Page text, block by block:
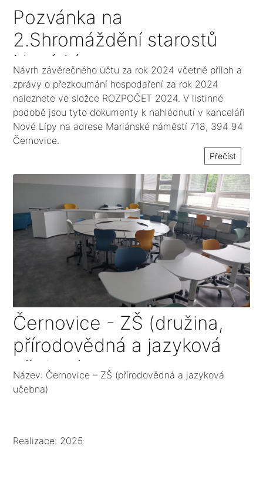
Pozvánka na
2.Shromáždění starostů
Nová Lípa, s. o. v roce
2025
Návrh závěrečného účtu za rok 2024 včetně příloh a
zprávy o přezkoumání hospodaření za rok 2024
naleznete ve složce ROZPOČET 2024. V listinné
podobě jsou tyto dokumenty k nahlédnutí v kanceláři
Nové Lípy na adrese Mariánské náměstí 718, 394 94
Černovice.
Přečíst
Černovice - ZŠ (družina,
přírodovědná a jazyková
učebna)
Název: Černovice – ZŠ (přírodovědná a jazyková
učebna)
Realizace: 2025